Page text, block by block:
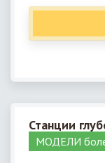
Станции
МОДЕЛИ